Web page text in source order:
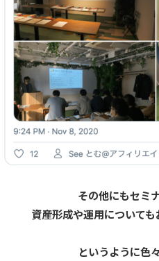
その他にもセミ
資産形成や運用について
というように色